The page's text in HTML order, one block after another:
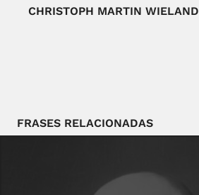
CHRISTOPH MARTIN WIELAND
FRASES RELACIONADAS